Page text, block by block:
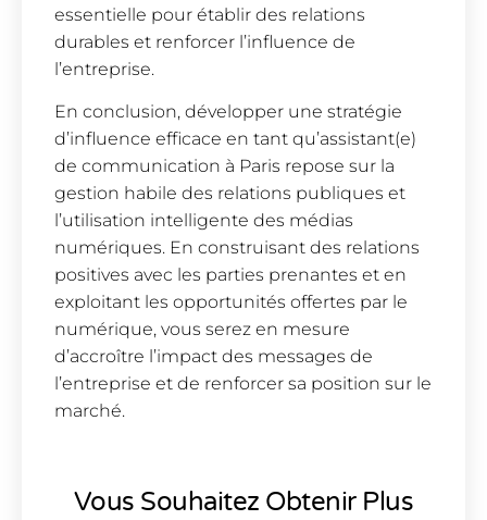
essentielle pour établir des relations
durables et renforcer l’influence de
l’entreprise.
En conclusion, développer une stratégie
d’influence efficace en tant qu’assistant(e)
de communication à Paris repose sur la
gestion habile des relations publiques et
l’utilisation intelligente des médias
numériques. En construisant des relations
positives avec les parties prenantes et en
exploitant les opportunités offertes par le
numérique, vous serez en mesure
d’accroître l’impact des messages de
l’entreprise et de renforcer sa position sur le
marché.
Vous Souhaitez Obtenir Plus